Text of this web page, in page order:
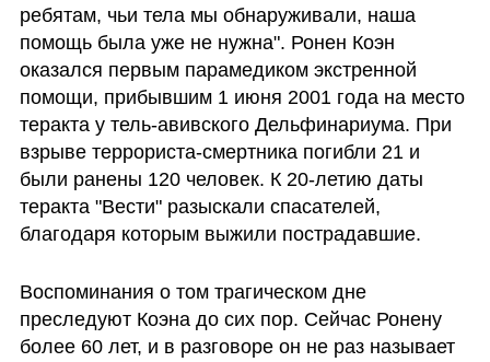
ребятам, чьи тела мы обнаруживали, наша
помощь была уже не нужна". Ронен Коэн
оказался первым парамедиком экстренной
помощи, прибывшим 1 июня 2001 года на место
теракта у тель-авивского Дельфинариума. При
взрыве террориста-смертника погибли 21 и
были ранены 120 человек. К 20-летию даты
теракта "Вести" разыскали спасателей,
благодаря которым выжили пострадавшие.
Воспоминания о том трагическом дне
преследуют Коэна до сих пор. Сейчас Ронену
более 60 лет, и в разговоре он не раз называет